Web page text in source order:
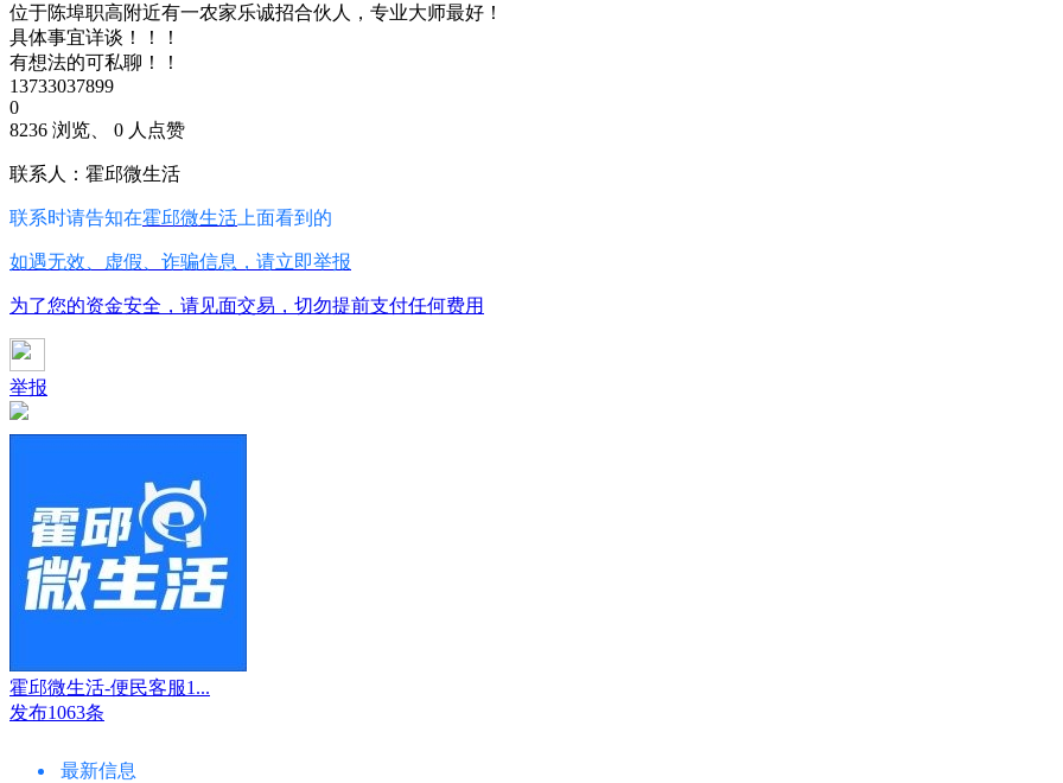
位于陈埠职高附近有一农家乐诚招合伙人，专业大师最好！
具体事宜详谈！！！
有想法的可私聊！！
13733037899
0
8236 浏览、 0 人点赞
联系人：霍邱微生活
联系时请告知在霍邱微生活 上面看到的
如遇无效、虚假、诈骗信息，请立即举报
为了您的资金安全，请见面交易，切勿提前支付任何费用
举报
霍邱微生活-便民客服1...
发布1063条
最新信息